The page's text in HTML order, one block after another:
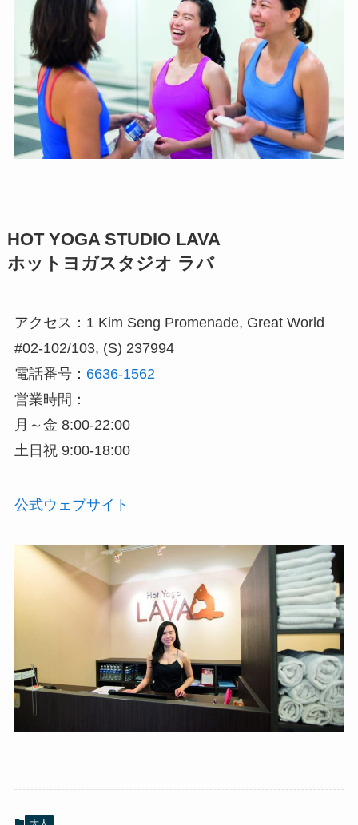
HOT YOGA STUDIO LAVA
ホットヨガスタジオ ラバ
アクセス：1 Kim Seng Promenade, Great World
#02-102/103, (S) 237994
電話番号： 6636-1562
営業時間：
月～金 8:00-22:00
土日祝 9:00-18:00
公式ウェブサイト